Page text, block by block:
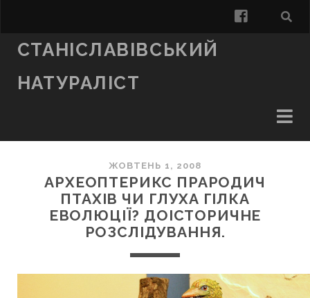
facebook
СТАНІСЛАВІВСЬКИЙ
НАТУРАЛІСТ
ЖОВТЕНЬ 1, 2008
АРХЕОПТЕРИКС ПРАРОДИЧ
ПТАХІВ ЧИ ГЛУХА ГІЛКА
ЕВОЛЮЦІЇ? ДОІСТОРИЧНЕ
РОЗСЛІДУВАННЯ.